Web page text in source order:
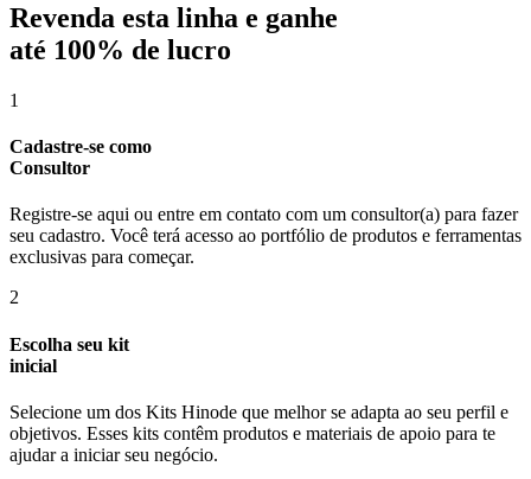
Revenda esta linha e ganhe
até 100% de lucro
1
Cadastre-se como
Consultor
Registre-se aqui ou entre em contato com um consultor(a) para fazer
seu cadastro. Você terá acesso ao portfólio de produtos e ferramentas
exclusivas para começar.
2
Escolha seu kit
inicial
Selecione um dos Kits Hinode que melhor se adapta ao seu perfil e
objetivos. Esses kits contêm produtos e materiais de apoio para te
ajudar a iniciar seu negócio.